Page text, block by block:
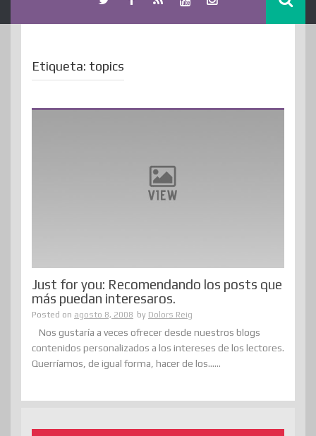
Etiqueta: topics
Just for you: Recomendando los posts que
más puedan interesaros.
Posted on agosto 8, 2008 by Dolors Reig
Nos gustaría a veces ofrecer desde nuestros blogs
contenidos personalizados a los intereses de los lectores.
Querríamos, de igual forma, hacer de los......